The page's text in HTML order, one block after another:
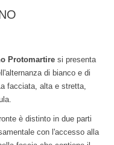
Protomartire si presenta
di bianco e di
facciata, alta e stretta,
è distinto in due parti
con l'accesso alla